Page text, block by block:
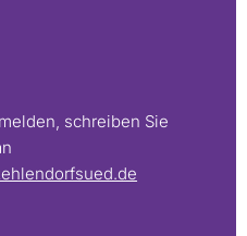
schreiben Sie